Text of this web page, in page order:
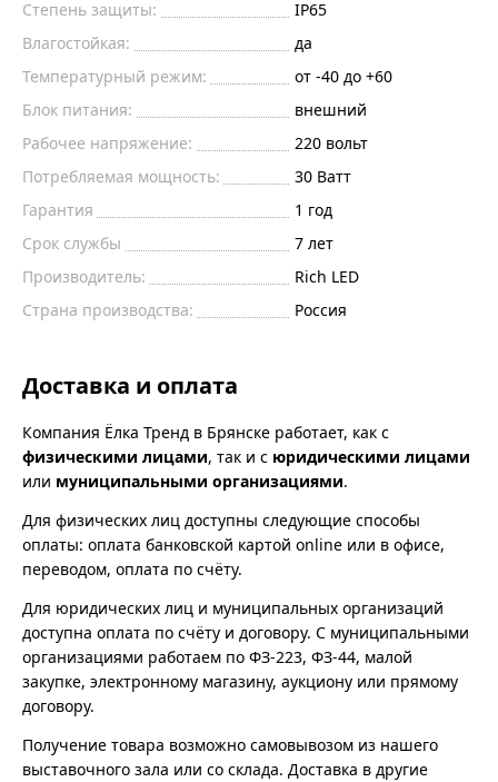
Степень защиты:
IP65
Влагостойкая:
да
Температурный режим:
от -40 до +60
Блок питания:
внешний
Рабочее напряжение:
220 вольт
Потребляемая мощность:
30 Ватт
Гарантия
1 год
Срок службы
7 лет
Производитель:
Rich LED
Страна производства:
Россия
Доставка и оплата
Компания Ёлка Тренд в Брянске работает, как с
физическими лицами, так и с юридическими лицами
или муниципальными организациями.
Для физических лиц доступны следующие способы
оплаты: оплата банковской картой online или в офисе,
переводом, оплата по счёту.
Для юридических лиц и муниципальных организаций
доступна оплата по счёту и договору. С муниципальными
организациями работаем по ФЗ-223, ФЗ-44, малой
закупке, электронному магазину, аукциону или прямому
договору.
Получение товара возможно самовывозом из нашего
выставочного зала или со склада. Доставка в другие